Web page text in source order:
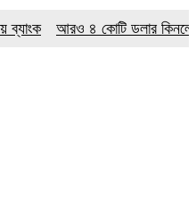
আরও ৪ কোটি ডলার কিনলো